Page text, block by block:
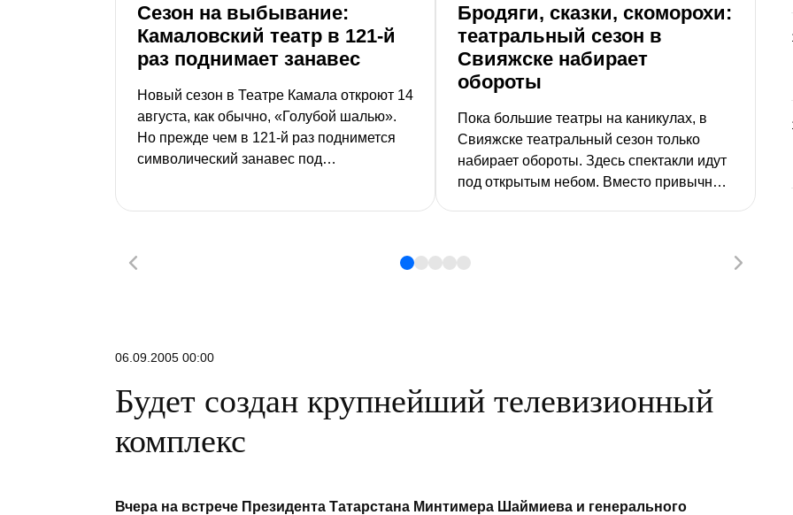
Сезон на выбывание:
Камаловский театр в 121-й
раз поднимает занавес
Новый сезон в Теат­ре Камала откроют 14
августа, как обычно, «Голубой шалью».
Но преж­де чем в 121-й раз поднимется
символический занавес под
Бродяги, сказки, скоморохи:
театральный сезон в
Свияжске набирает
обороты
Пока большие театры на каникулах, в
Свияжске театральный сезон только
набирает обороты. Здесь спектакли идут
под открытым небом. Вместо привычных
06.09.2005 00:00
Будет создан крупнейший телевизионный
комплекс
Вчера на встрече Президента Татарстана Минтимера Шаймиева и генерального